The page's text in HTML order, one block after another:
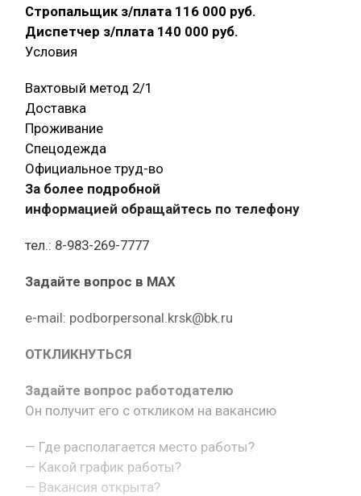
Стропальщик з/плата 116 000 руб.
Диспетчер з/плата 140 000 руб.
Условия
Вахтовый метод 2/1
Доставка
Проживание
Спецодежда
Официальное труд-во
За более подробной
информацией обращайтесь по телефону
тел.: 8-983-269-7777
Задайте вопрос в MAX
e-mail: podborpersonal.krsk@bk.ru
ОТКЛИКНУТЬСЯ
Задайте вопрос работодателю
Он получит его с откликом на вакансию
— Где располагается место работы?
— Какой график работы?
— Вакансия открыта?